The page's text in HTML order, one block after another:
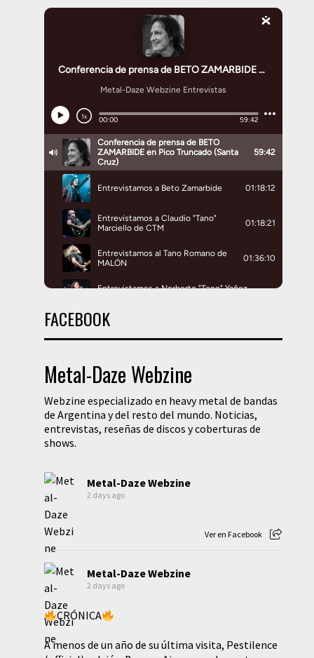
FACEBOOK
Metal-Daze Webzine
Webzine especializado en heavy metal de bandas
de Argentina y del resto del mundo. Noticias,
entrevistas, reseñas de discos y coberturas de
shows.
Metal-Daze Webzine
2 days ago
Ver en Facebook
Metal-Daze Webzine
2 days ago
CRÓNICA
A menos de un año de su última visita, Pestilence